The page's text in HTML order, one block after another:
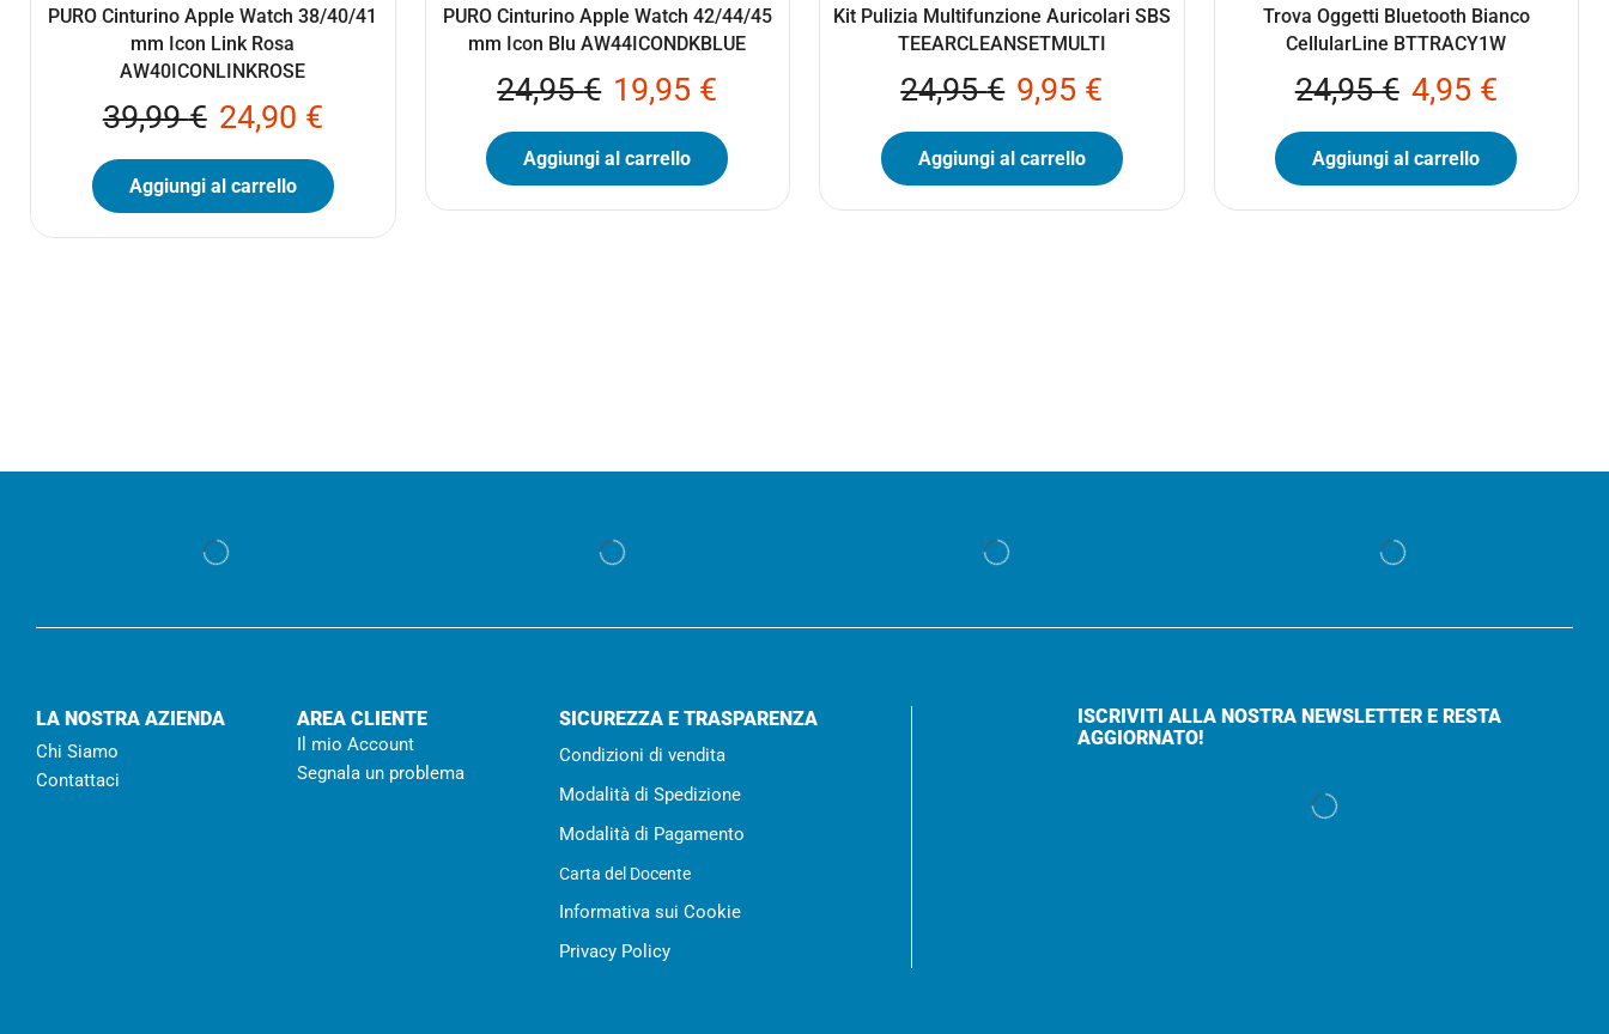
PURO Cinturino Apple Watch 38/40/41
mm Icon Link Rosa
AW40ICONLINKROSE
39,99€ 24,90 €
Aggiungi al carrello
PURO Cinturino Apple Watch 42/44/45
mm Icon Blu AW44ICONDKBLUE
24,95€ 19,95 €
Aggiungi al carrello
Kit Pulizia Multifunzione Auricolari SBS
TEEARCLEANSETMULTI
24,95€ 9,95 €
Aggiungi al carrello
Trova Oggetti Bluetooth Bianco
CellularLine BTTRACY1W
24,95€ 4,95 €
Aggiungi al carrello
LA NOSTRA AZIENDA
Chi Siamo
Contattaci
AREA CLIENTE
Il mio Account
Segnala un problema
SICUREZZA E TRASPARENZA
Condizioni di vendita
Modalità di Spedizione
Modalità di Pagamento
Carta del Docente
Informativa sui Cookie
Privacy Policy
ISCRIVITI ALLA NOSTRA NEWSLETTER E RESTA
AGGIORNATO!